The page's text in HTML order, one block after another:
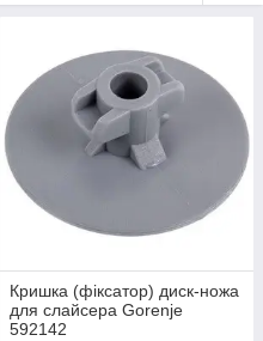
Кришка (фіксатор) диск-ножа
для слайсера Gorenje
592142